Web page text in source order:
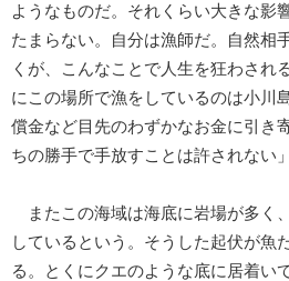
ようなものだ。それくらい大きな影
たまらない。自分は漁師だ。自然相
くが、こんなことで人生を狂わされ
にこの場所で漁をしているのは小川
償金など目先のわずかなお金に引き
ちの勝手で手放すことは許されない
またこの海域は海底に岩場が多く
しているという。そうした起伏が魚
る。とくにクエのような底に居着い